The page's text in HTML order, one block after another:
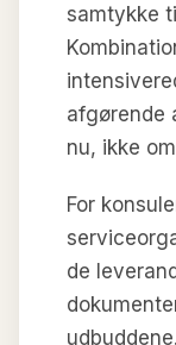
samtykke
afgørende
nu, ikke
For
de